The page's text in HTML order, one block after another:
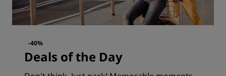
-40%
Deals of the Day